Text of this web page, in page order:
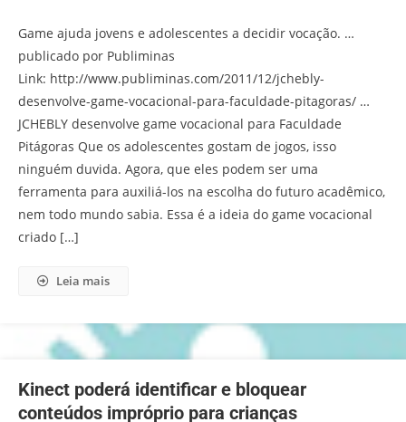
Game ajuda jovens e adolescentes a decidir vocação. …
publicado por Publiminas
Link: http://www.publiminas.com/2011/12/jchebly-
desenvolve-game-vocacional-para-faculdade-pitagoras/ …
JCHEBLY desenvolve game vocacional para Faculdade
Pitágoras Que os adolescentes gostam de jogos, isso
ninguém duvida. Agora, que eles podem ser uma
ferramenta para auxiliá-los na escolha do futuro acadêmico,
nem todo mundo sabia. Essa é a ideia do game vocacional
criado […]
Leia mais
Kinect poderá identificar e bloquear
conteúdos impróprio para crianças